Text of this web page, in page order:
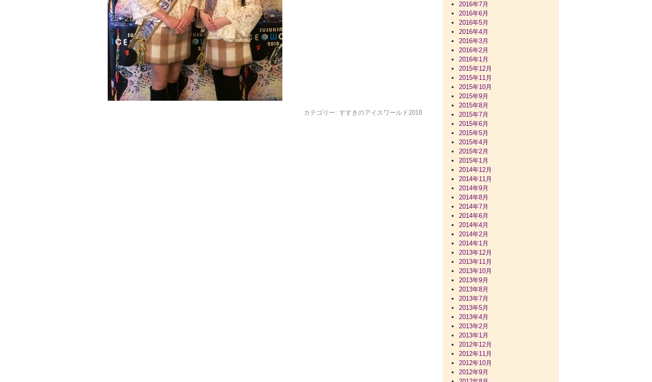
カテゴリー: すすきのアイスワールド2018
2016年7月
2016年6月
2016年5月
2016年4月
2016年3月
2016年2月
2016年1月
2015年12月
2015年11月
2015年10月
2015年9月
2015年8月
2015年7月
2015年6月
2015年5月
2015年4月
2015年2月
2015年1月
2014年12月
2014年11月
2014年9月
2014年8月
2014年7月
2014年6月
2014年4月
2014年2月
2014年1月
2013年12月
2013年11月
2013年10月
2013年9月
2013年8月
2013年7月
2013年5月
2013年4月
2013年2月
2013年1月
2012年12月
2012年11月
2012年10月
2012年9月